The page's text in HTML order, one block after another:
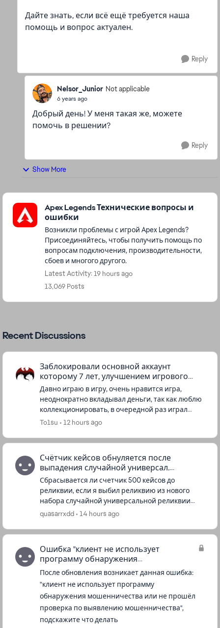
Дайте знать, если всё ещё требуется наша
помощь и вопрос актуален.
Reply
Nelsor_Junior Not applicable
6 years ago
Добрый день! У меня такая же, можете
помочь в решении?
Reply
Show More
Featured Places
Apex Legends Технические вопросы и
ошибки
Возникли проблемы с игрой Apex Legends?
Присоединяйтесь, чтобы получить помощь по
вопросам подключения, производительности,
сбоев и многого другого.
Latest Activity: 19 hours ago
13,069 Posts
Recent Discussions
Заблокировали основной аккаунт
которому 7 лет, улучшением игрового
процесса
Давно играю в игру, очень нравится игра,
неоднократно вкладывал деньги, так как люблю
коллекционировать, в очередной раз играл
после матча выкинуло и написало что аккаунт
To1su 12 hours ago
Счётчик кейсов обнуляется после
выпадения случайной универсал.
реликвии?
Сбрасывается ли счетчик 500 кейсов до
реликвии, если я выбил реликвию из нового
набора случайной универсальной реликвии
реликвии. По сути я же покупаю её и все
quasarrxdd 14 hours ago
Ошибка "клиент не использует
программу обнаружения
мошенничества..."
После обновления возникает данная ошибка:
"клиент не использует программу
обнаружения мошенничества или не прошёл
проверка по выявлению мошенничества",
подскажите что делать